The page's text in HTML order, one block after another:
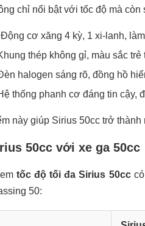
chỉ nổi bật với tốc độ mà
cơ xăng 4 kỳ, 1 xi-lanh,
thép không gỉ, màu sắc
halogen sáng rõ, đồng hồ
thống phanh cơ đáng tin cậy,
này giúp Sirius 50cc trở thành
50cc với xe ga 50cc
tốc độ tối đa Sirius 50cccó
50: